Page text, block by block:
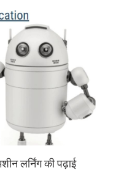
लर्निंग की पढ़ाई